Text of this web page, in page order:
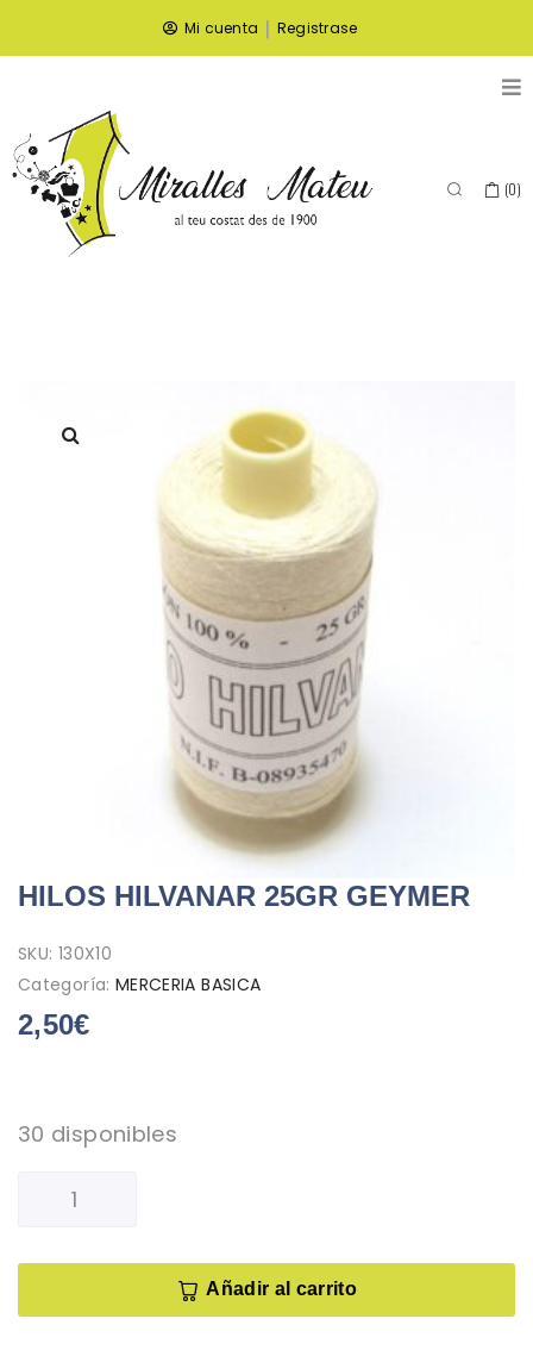
Mi cuenta | Registrase
(0)
HILOS HILVANAR 25GR GEYMER
SKU: 130X10
Categoría: MERCERIA BASICA
2,50€
30 disponibles
Añadir al carrito